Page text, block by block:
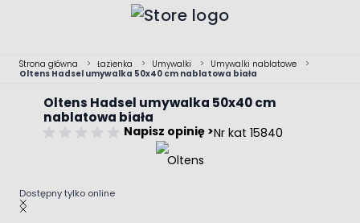
Strona główna > Łazienka > Umywalki > Umywalki nablatowe
>
Oltens Hadsel umywalka 50x40 cm nablatowa biała
Oltens Hadsel umywalka 50x40 cm
nablatowa biała
Napisz opinię >Nr kat 15840
Dostępny tylko online
Main image
Click to view image in fullscreen